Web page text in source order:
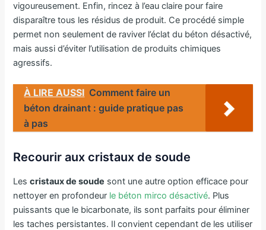
vigoureusement. Enfin, rincez à l’eau claire pour faire
disparaître tous les résidus de produit. Ce procédé simple
permet non seulement de raviver l’éclat du béton désactivé,
mais aussi d’éviter l’utilisation de produits chimiques
agressifs.
À LIRE AUSSI Comment faire un
béton drainant : guide pratique pas
à pas
Recourir aux cristaux de soude
Lescristaux de soude sont une autre option efficace pour
nettoyer en profondeur le béton mirco désactivé. Plus
puissants que le bicarbonate, ils sont parfaits pour éliminer
les taches persistantes. Il convient cependant de les utiliser